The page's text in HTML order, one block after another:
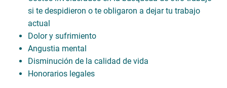
si te despidieron o te obligaron a dejar tu trabajo
actual
Dolor y sufrimiento
Angustia mental
Disminución de la calidad de vida
Honorarios legales